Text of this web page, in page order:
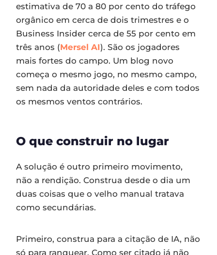
estimativa de 70 a 80 por cento do tráfego
orgânico em cerca de dois trimestres e o
Business Insider cerca de 55 por cento em
três anos (Mersel AI). São os jogadores
mais fortes do campo. Um blog novo
começa o mesmo jogo, no mesmo campo,
sem nada da autoridade deles e com todos
os mesmos ventos contrários.
O que construir no lugar
A solução é outro primeiro movimento,
não a rendição. Construa desde o dia um
duas coisas que o velho manual tratava
como secundárias.
Primeiro, construa para a citação de IA, não
só para ranquear. Como ser citado já não